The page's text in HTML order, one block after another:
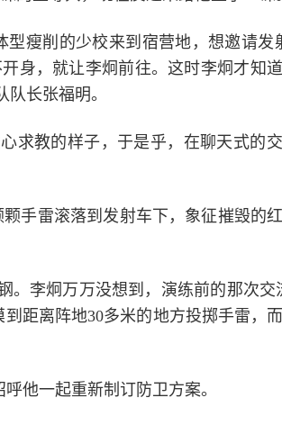
瘦削的少校来到宿营地，想邀请发
身，就让李炯前往。这时李炯才知
长张福明。
求教的样子，于是乎，在聊天式的交
手雷滚落到发射车下，象征摧毁的
。李炯万万没想到，演练前的那次交
距离阵地30多米的地方投掷手雷，
他一起重新制订防卫方案。